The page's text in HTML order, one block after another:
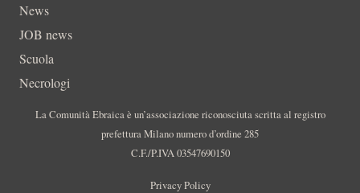
News
JOB news
Scuola
Necrologi
La Comunità Ebraica è un’associazione riconosciuta scritta al registro
prefettura Milano numero d’ordine 285
C.F./P.IVA 03547690150
Privacy Policy